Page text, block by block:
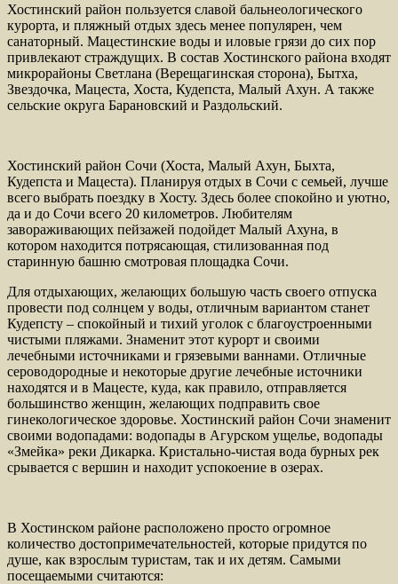
Хостинский район пользуется славой бальнеологического
курорта, и пляжный отдых здесь менее популярен, чем
санаторный. Мацестинские воды и иловые грязи до сих пор
привлекают страждущих. В состав Хостинского района входят
микрорайоны Светлана (Верещагинская сторона), Бытха,
Звездочка, Мацеста, Хоста, Кудепста, Малый Ахун. А также
сельские округа Барановский и Раздольский.
Хостинский район Сочи (Хоста, Малый Ахун, Быхта,
Кудепста и Мацеста). Планируя отдых в Сочи с семьей, лучше
всего выбрать поездку в Хосту. Здесь более спокойно и уютно,
да и до Сочи всего 20 километров. Любителям
завораживающих пейзажей подойдет Малый Ахуна, в
котором находится потрясающая, стилизованная под
старинную башню смотровая площадка Сочи.
Для отдыхающих, желающих большую часть своего отпуска
провести под солнцем у воды, отличным вариантом станет
Кудепсту – спокойный и тихий уголок с благоустроенными
чистыми пляжами. Знаменит этот курорт и своими
лечебными источниками и грязевыми ваннами. Отличные
сероводородные и некоторые другие лечебные источники
находятся и в Мацесте, куда, как правило, отправляется
большинство женщин, желающих подправить свое
гинекологическое здоровье. Хостинский район Сочи знаменит
своими водопадами: водопады в Агурском ущелье, водопады
«Змейка» реки Дикарка. Кристально-чистая вода бурных рек
срывается с вершин и находит успокоение в озерах.
В Хостинском районе расположено просто огромное
количество достопримечательностей, которые придутся по
душе, как взрослым туристам, так и их детям. Самыми
посещаемыми считаются: